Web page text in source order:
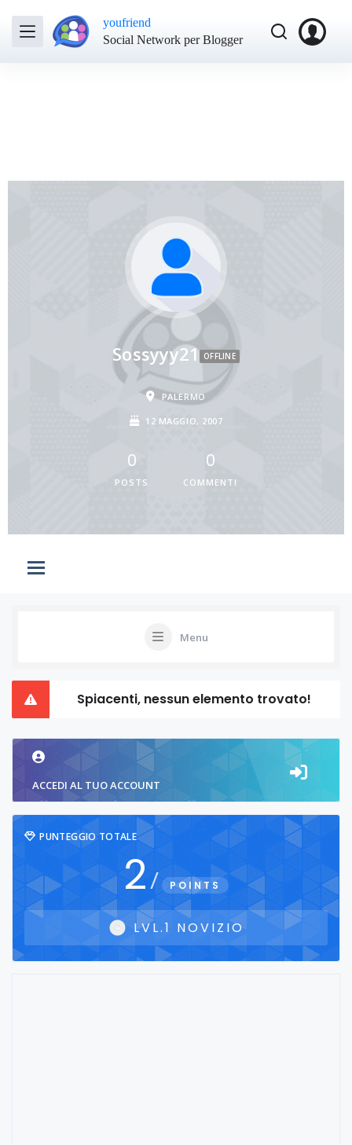
youfriend
Social Network per Blogger
Sossyyy21 OFFLINE
PALERMO
12 MAGGIO, 2007
0
POSTS
0
COMMENTI
Menu
Spiacenti, nessun elemento trovato!
ACCEDI AL TUO ACCOUNT
PUNTEGGIO TOTALE
2/ POINTS
LVL.1 NOVIZIO